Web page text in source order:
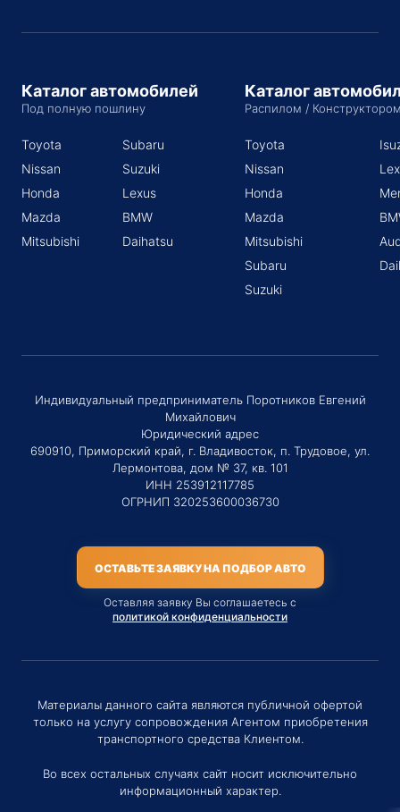
Каталог автомобилей
Под полную пошлину
Toyota
Nissan
Honda
Mazda
Mitsubishi
Subaru
Suzuki
Lexus
BMW
Daihatsu
Каталог
Распилом /
Toyota
Nissan
Honda
Mazda
Mitsubishi
Subaru
Suzuki
Индивидуальный предприниматель Поротников Евгений
Михайлович
Юридический адрес
690910, Приморский край, г. Владивосток, п. Трудовое, ул.
Лермонтова, дом № 37, кв. 101
ИНН 253912117785
ОГРНИП 320253600036730
ОСТАВЬТЕ ЗАЯВКУ НА ПОДБОР АВТО
Оставляя заявку Вы соглашаетесь с
политикой конфиденциальности
Материалы данного сайта являются публичной офертой
только на услугу сопровождения Агентом приобретения
транспортного средства Клиентом.
Во всех остальных случаях сайт носит исключительно
информационный характер.